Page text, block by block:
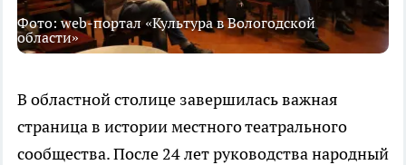
Фото: web-портал «Культура в Вологодской
области»
В областной столице завершилась важная
страница в истории местного театрального
сообщества. После 24 лет руководства народный